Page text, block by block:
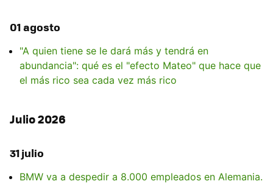
01 agosto
"A quien tiene se le dará más y tendrá en
abundancia": qué es el "efecto Mateo" que hace que
el más rico sea cada vez más rico
Julio 2026
31 julio
BMW va a despedir a 8.000 empleados en Alemania.